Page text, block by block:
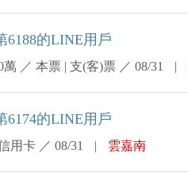
6188的LINE用戶
萬 ／ 本票 | 支(客)票 ／ 08/31 |
6174的LINE用戶
用卡 ／ 08/31 | 雲嘉南